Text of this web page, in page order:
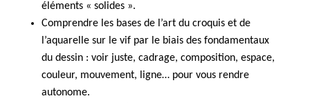
éléments « solides ».
Comprendre les bases de l’art du croquis et de
l’aquarelle sur le vif par le biais des fondamentaux
du dessin : voir juste, cadrage, composition, espace,
couleur, mouvement, ligne… pour vous rendre
autonome.